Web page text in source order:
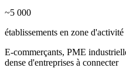
~5 000
établissements en zone
E-commerçants, PME
dense d'entreprises à connecter